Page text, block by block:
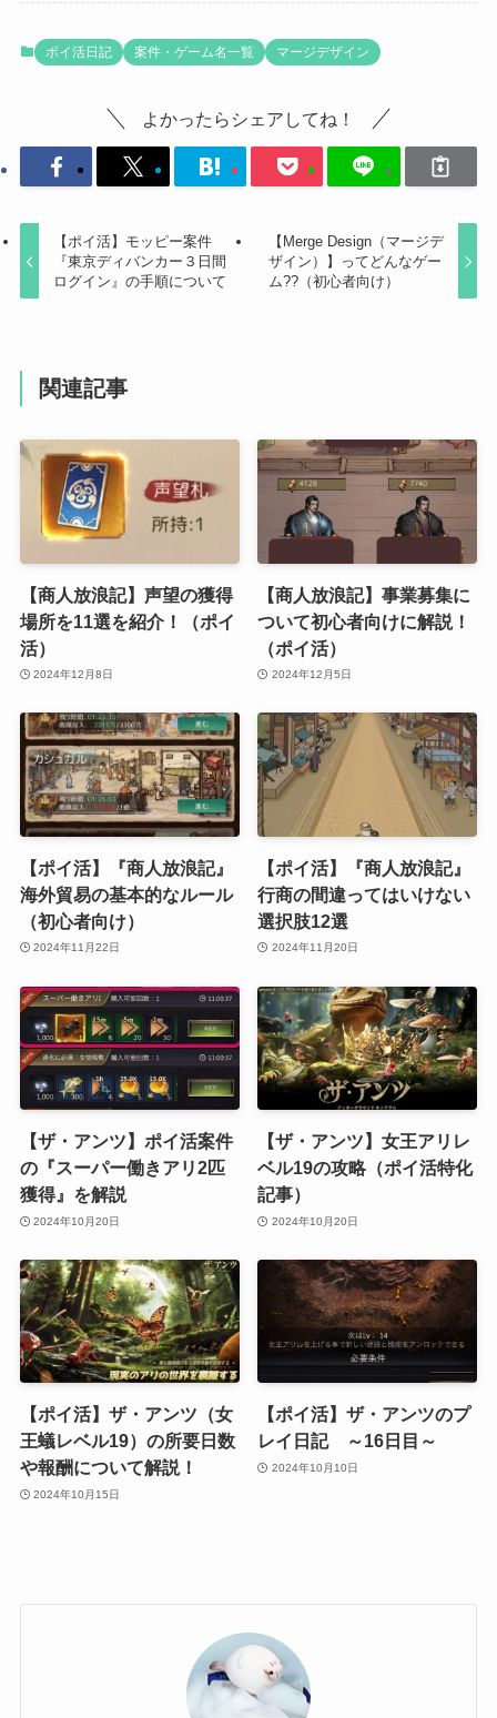
ポイ活日記 案件・ゲーム名一覧 マージデザイン
よかったらシェアしてね！
【ポイ活】モッピー案件
『東京ディバンカー３日間
ログイン』の手順について
【Merge Design（マージデ
ザイン）】ってどんなゲー
ム??（初心者向け）
関連記事
【商人放浪記】声望の獲得
場所を11選を紹介！（ポイ
活）
2024年12月8日
【商人放浪記】事業募集に
ついて初心者向けに解説！
（ポイ活）
2024年12月5日
【ポイ活】『商人放浪記』
海外貿易の基本的なルール
（初心者向け）
2024年11月22日
【ポイ活】『商人放浪記』
行商の間違ってはいけない
選択肢12選
2024年11月20日
【ザ・アンツ】ポイ活案件
の『スーパー働きアリ2匹
獲得』を解説
2024年10月20日
【ザ・アンツ】女王アリレ
ベル19の攻略（ポイ活特化
記事）
2024年10月20日
【ポイ活】ザ・アンツ（女
王蟻レベル19）の所要日数
や報酬について解説！
2024年10月15日
【ポイ活】ザ・アンツのプ
レイ日記 ～16日目～
2024年10月10日